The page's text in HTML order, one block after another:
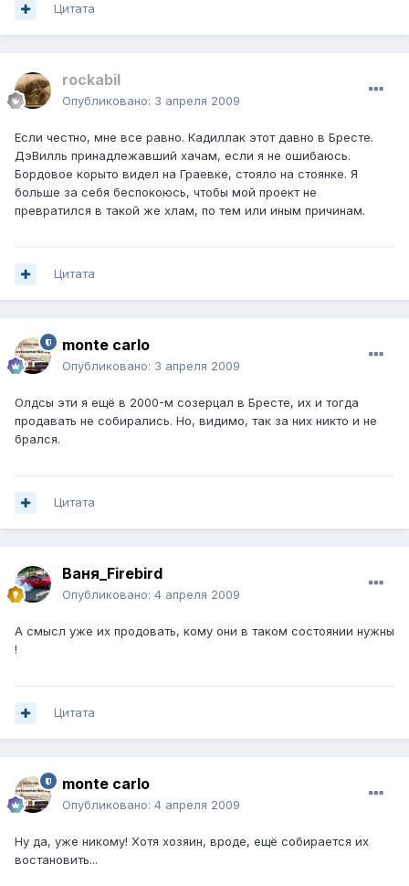
Цитата
rockabil
Опубликовано: 3 апреля 2009
Если честно, мне все равно. Кадиллак этот давно в Бресте.
ДэВилль принадлежавший хачам, если я не ошибаюсь.
Бордовое корыто видел на Граевке, стояло на стоянке. Я
больше за себя беспокоюсь, чтобы мой проект не
превратился в такой же хлам, по тем или иным причинам.
Цитата
monte carlo
Опубликовано: 3 апреля 2009
Олдсы эти я ещё в 2000-м созерцал в Бресте, их и тогда
продавать не собирались. Но, видимо, так за них никто и не
брался.
Цитата
Ваня_Firebird
Опубликовано: 4 апреля 2009
А смысл уже их продовать, кому они в таком состоянии нужны
!
Цитата
monte carlo
Опубликовано: 4 апреля 2009
Ну да, уже никому! Хотя хозяин, вроде, ещё собирается их
востановить...